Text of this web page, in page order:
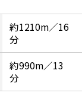
約1210m／16
分
約990m／13
分